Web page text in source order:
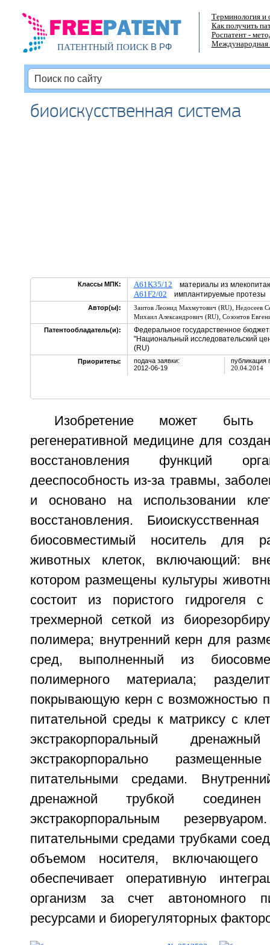
ПАТЕНТНЫЙ ПОИСКВ РФ
Терминология и
Как получить
Роспатент -
Международная
биоискусственная система
Классы МПК: A61K35/12 материалы из
A61F2/02 имплантируемые протезы
Автор(ы): Заитов Леонид Махмутович (RU), Недосеев
Михаил Александрович (RU), Созонтов
Патентообладатель(и):
Федеральное государственное
"Национальный исследовательский
(RU)
Приоритеты:
подача заявки:
2012-06-19
публикация
20.04.2014
Изобретение может быть
регенеративной медицине для
восстановления функций
дееспособность из-за травмы,
и основано на использовании
восстановления.
биосовместимый носитель для
животных клеток, включающий:
котором размещены культуры
состоит из пористого гидрогеля
трехмерной сеткой из
полимера; внутренний керн для
сред, выполненный из
полимерного материала;
покрывающую керн с возможностью
питательной среды к матриксу с
экстракорпоральный
экстракорпорально
питательными средами.
дренажной трубкой
экстракорпоральным
питательными средами трубками
объемом носителя, включающего
обеспечивает оперативную
организм за счет автономного
ресурсами и биорегуляторных